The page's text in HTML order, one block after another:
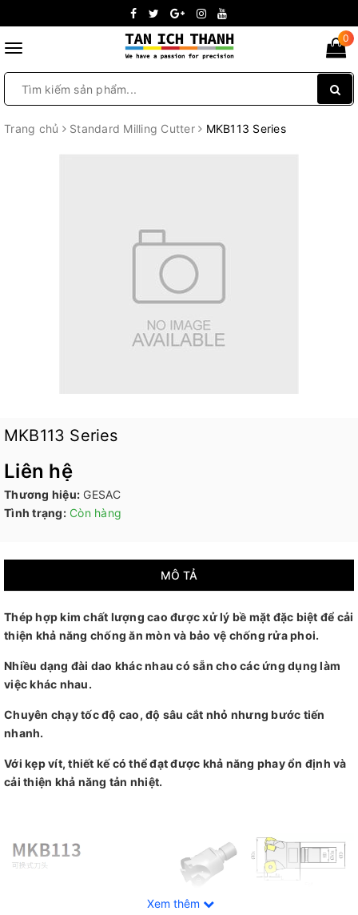
Toggle
0
Trang chủ Standard Milling Cutter MKB113 Series
MKB113 Series
Liên hệ
Thương hiệu: GESAC
Tình trạng: Còn hàng
MÔ TẢ
Thép hợp kim chất lượng cao được xử lý bề mặt đặc biệt để cải
thiện khả năng chống ăn mòn và bảo vệ chống rửa phoi.
Nhiều dạng đài dao khác nhau có sẵn cho các ứng dụng làm
việc khác nhau.
Chuyên chạy tốc độ cao, độ sâu cắt nhỏ nhưng bước tiến
nhanh.
Với kẹp vít, thiết kế có thể đạt được khả năng phay ổn định và
cải thiện khả năng tản nhiệt.
Xem thêm